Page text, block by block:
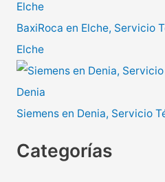
BaxiRoca en Elche, Servicio
Elche
Siemens en Denia, Servicio
Categorías